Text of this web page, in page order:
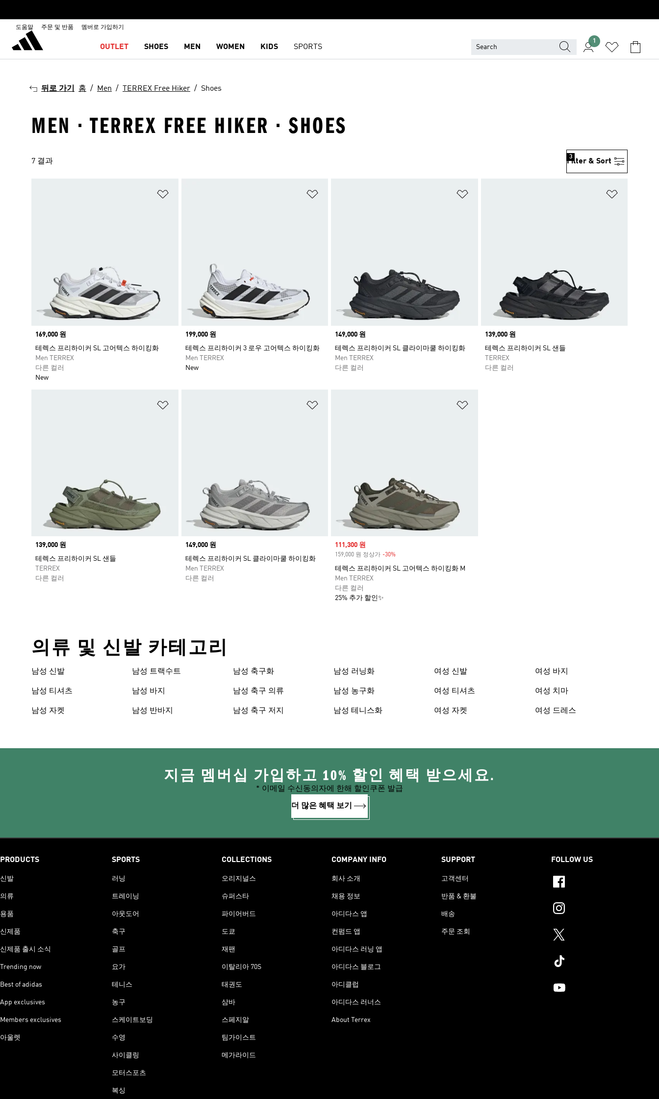
도움말 주문 및 반품 멤버로 가입하기
OUTLET SHOES MEN WOMEN KIDS SPORTS
1
뒤로 가기 홈 Men TERREX Free Hiker Shoes
MEN · TERREX FREE HIKER · SHOES
7 결과 Filter & Sort
3
Price
169,000 원
테렉스 프리하이커 SL 고어텍스 하이킹화
Men TERREX
다른 컬러
New
Price
199,000 원
테렉스 프리하이커 3 로우 고어텍스 하이킹화
Men TERREX
New
Price
149,000 원
테렉스 프리하이커 SL 클라이마쿨 하이킹화
Men TERREX
다른 컬러
Price
139,000 원
테렉스 프리하이커 SL 샌들
TERREX
다른 컬러
Price
139,000 원
테렉스 프리하이커 SL 샌들
TERREX
다른 컬러
Price
149,000 원
테렉스 프리하이커 SL 클라이마쿨 하이킹화
Men TERREX
다른 컬러
Sale price
111,300 원
159,000 원 정상가 -30%
테렉스 프리하이커 SL 고어텍스 하이킹화 M
Men TERREX
다른 컬러
25% 추가 할인✨
의류 및 신발 카테고리
남성 신발
남성 티셔츠
남성 자켓
남성 트랙수트
남성 바지
남성 반바지
남성 축구화
남성 축구 의류
남성 축구 저지
남성 러닝화
남성 농구화
남성 테니스화
여성 신발
여성 티셔츠
여성 자켓
여성 바지
여성 치마
여성 드레스
지금 멤버십 가입하고 10% 할인 혜택 받으세요.
* 이메일 수신동의자에 한해 할인쿠폰 발급
더 많은 혜택 보기
PRODUCTS
신발
의류
용품
신제품
신제품 출시 소식
Trending now
Best of adidas
App exclusives
Members exclusives
아울렛
SPORTS
러닝
트레이닝
아웃도어
축구
골프
요가
테니스
농구
스케이트보딩
수영
사이클링
모터스포츠
복싱
COLLECTIONS
오리지널스
슈퍼스타
파이어버드
도쿄
재팬
이탈리아 70S
태권도
삼바
스페지알
팀가이스트
메가라이드
COMPANY INFO
회사 소개
채용 정보
아디다스 앱
컨펌드 앱
아디다스 러닝 앱
아디다스 블로그
아디클럽
아디다스 러너스
About Terrex
SUPPORT
고객센터
반품 & 환불
배송
주문 조회
FOLLOW US